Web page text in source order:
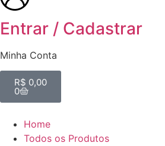
Entrar / Cadastrar
Minha Conta
R$ 0,00
0
Home
Todos os Produtos